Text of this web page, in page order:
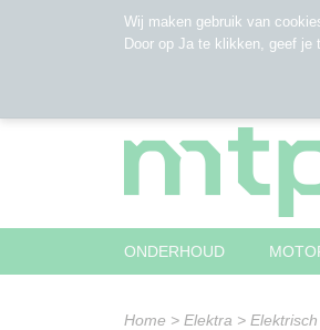
ONDERHOUD
Home > Elektra >
Wij maken gebruik van
Door op Ja te klikken, geef